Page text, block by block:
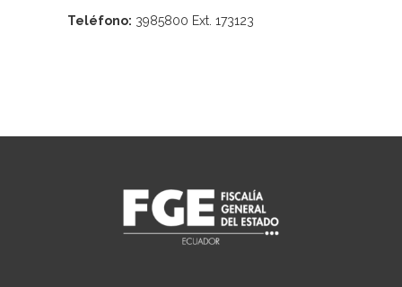
Teléfono: 3985800 Ext. 173123